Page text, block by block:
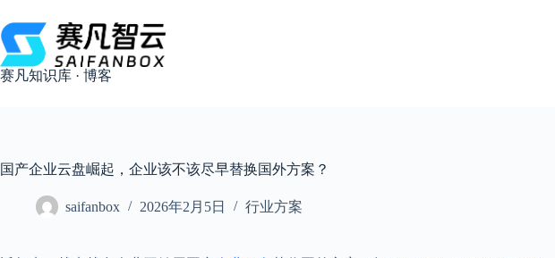
过
内
容
赛凡知识库 · 博客
国产企业云盘崛起，企业该不该尽早替换国外方案？
saifanbox 2026年2月5日 行业方案